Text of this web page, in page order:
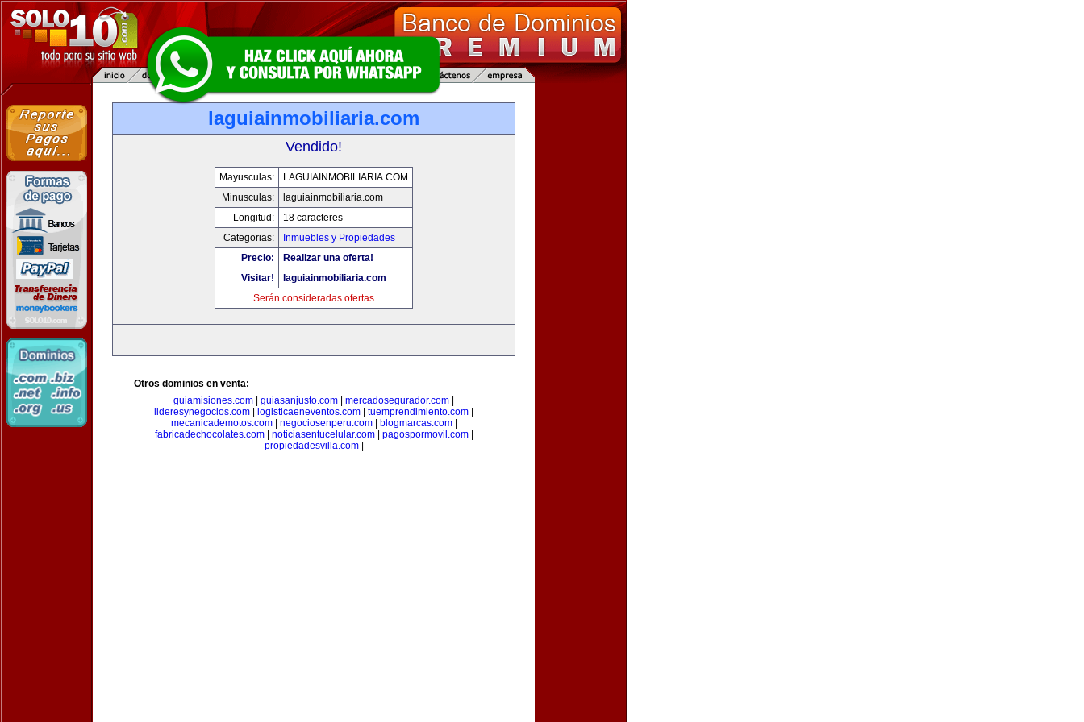
laguiainmobiliaria.com
Vendido!
Mayusculas:
LAGUIAINMOBILIARIA.COM
Minusculas:
laguiainmobiliaria.com
Longitud:
18 caracteres
Categorias:
Inmuebles y Propiedades
Precio:
Realizar una oferta!
Visitar!
laguiainmobiliaria.com
Serán consideradas ofertas
Otros dominios en venta:
guiamisiones.com
guiasanjusto.com mercadosegurador.com
lideresynegocios.com
logisticaeneventos.com tuemprendimiento.com
mecanicademotos.com| negociosenperu.com| blogmarcas.com|
fabricadechocolates.com| noticiasentucelular.com| pagospormovil.com|
propiedadesvilla.com|